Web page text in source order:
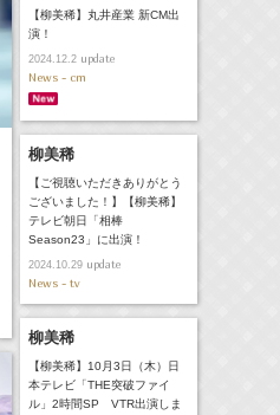
【柳美稀】丸井産業 新CM出
演！
2024.12.2update
News - cm
柳美稀
【ご視聴いただきありがとう
ございました！】【柳美稀】
テレビ朝日「相棒
Season23」に出演！
2024.10.29update
News - tv
柳美稀
【柳美稀】10月3日（木）日
本テレビ「THE突破ファイ
ル」2時間SP VTR出演しま